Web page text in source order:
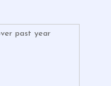
past year